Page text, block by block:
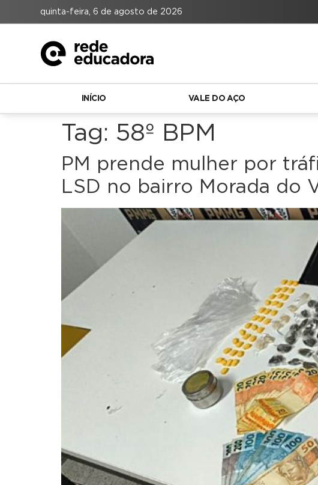
quinta-feira, 6 de agosto de 2026
INÍCIO VALE DO AÇO
Tag: 58º BPM
PM prende mulher por
LSD no bairro Morada do